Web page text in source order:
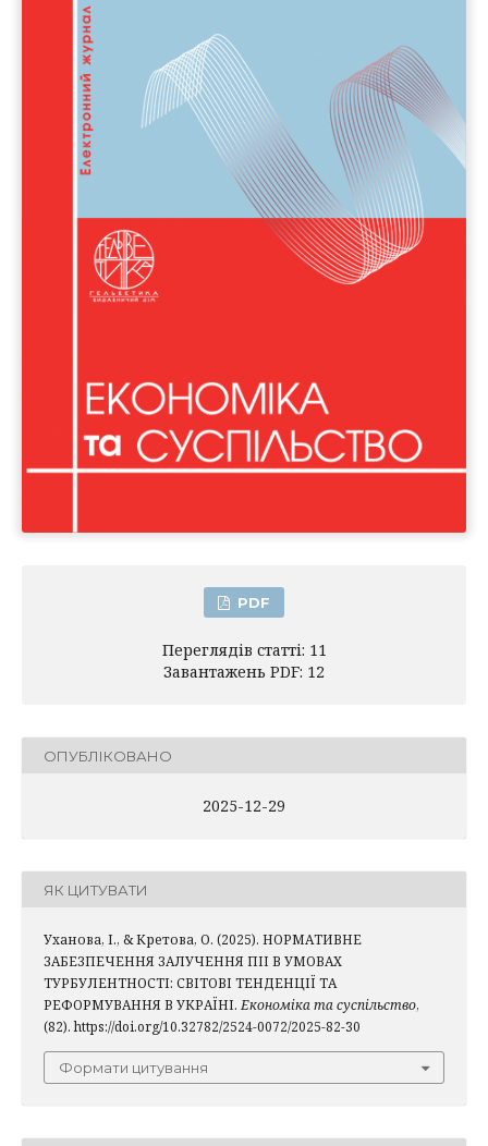
PDF
Переглядів статті: 11
Завантажень PDF: 12
ОПУБЛІКОВАНО
2025-12-29
ЯК ЦИТУВАТИ
Уханова, І., & Кретова, О. (2025). НОРМАТИВНЕ
ЗАБЕЗПЕЧЕННЯ ЗАЛУЧЕННЯ ПІІ В УМОВАХ
ТУРБУЛЕНТНОСТІ: СВІТОВІ ТЕНДЕНЦІЇ ТА
РЕФОРМУВАННЯ В УКРАЇНІ. Економіка та суспільство,
(82). https://doi.org/10.32782/2524-0072/2025-82-30
Формати цитування